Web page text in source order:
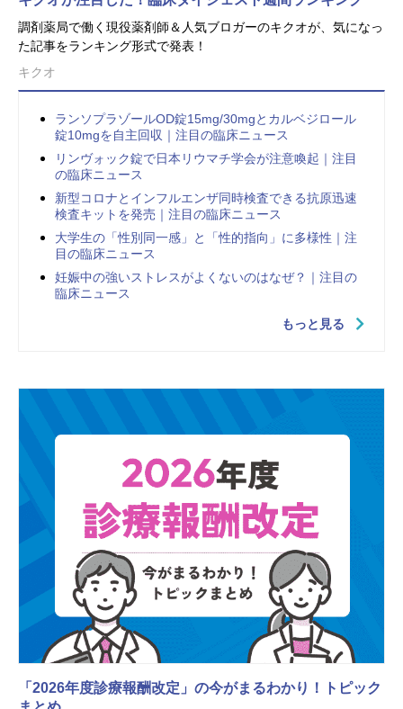
調剤薬局で働く現役薬剤師＆人気ブロガーのキクオが、気になっ
た記事をランキング形式で発表！
キクオ
ランソプラゾールOD錠15mg/30mgとカルベジロール
錠10mgを自主回収｜注目の臨床ニュース
リンヴォック錠で日本リウマチ学会が注意喚起｜注目
の臨床ニュース
新型コロナとインフルエンザ同時検査できる抗原迅速
検査キットを発売｜注目の臨床ニュース
大学生の「性別同一感」と「性的指向」に多様性｜注
目の臨床ニュース
妊娠中の強いストレスがよくないのはなぜ？｜注目の
臨床ニュース
もっと見る
「2026年度診療報酬改定」の今がまるわかり！トピック